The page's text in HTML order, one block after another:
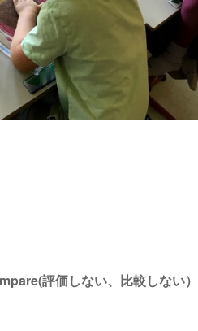
評価しない、比較しない）